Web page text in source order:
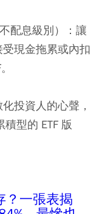
配息級別）：讓
現金拖累或內扣
投資人的心聲，
型的 ETF 版
？一張表揭